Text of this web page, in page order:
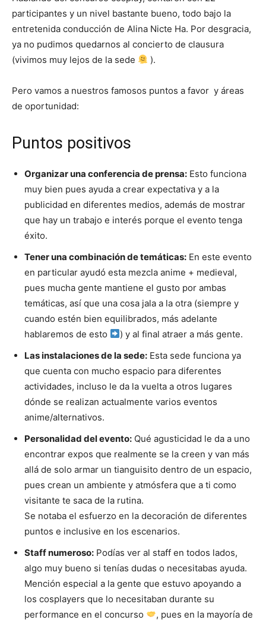
participantes y un nivel bastante bueno, todo bajo la
entretenida conducción de Alina Nicte Ha. Por desgracia,
ya no pudimos quedarnos al concierto de clausura
(vivimos muy lejos de la sede
).
Pero vamos a nuestros famosos puntos a favor y áreas
de oportunidad:
Puntos positivos
Organizar una conferencia de prensa: Esto funciona
muy bien pues ayuda a crear expectativa y a la
publicidad en diferentes medios, además de mostrar
que hay un trabajo e interés porque el evento tenga
éxito.
Tener una combinación de temáticas: En este evento
en particular ayudó esta mezcla anime + medieval,
pues mucha gente mantiene el gusto por ambas
temáticas, así que una cosa jala a la otra (siempre y
cuando estén bien equilibrados, más adelante
hablaremos de esto
) y al final atraer a más gente.
Las instalaciones de la sede: Esta sede funciona ya
que cuenta con mucho espacio para diferentes
actividades, incluso le da la vuelta a otros lugares
dónde se realizan actualmente varios eventos
anime/alternativos.
Personalidad del evento: Qué agusticidad le da a uno
encontrar expos que realmente se la creen y van más
allá de solo armar un tianguisito dentro de un espacio,
pues crean un ambiente y atmósfera que a ti como
visitante te saca de la rutina.
Se notaba el esfuerzo en la decoración de diferentes
puntos e inclusive en los escenarios.
Staff numeroso: Podías ver al staff en todos lados,
algo muy bueno si tenías dudas o necesitabas ayuda.
Mención especial a la gente que estuvo apoyando a
los cosplayers que lo necesitaban durante su
performance en el concurso
, pues en la mayoría de